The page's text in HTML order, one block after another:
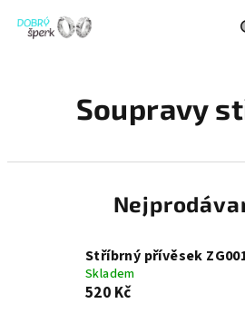
obsah
Soupravy
Stříbrný přívěsek
Skladem
520 Kč